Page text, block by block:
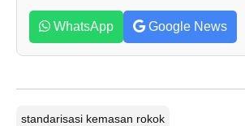
WhatsApp Google News
standarisasi kemasan rokok